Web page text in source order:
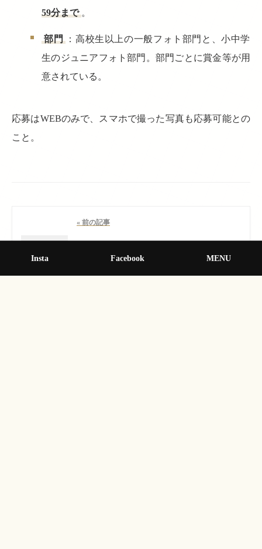
59分まで 。
部門
：高校生以上の一般フォト部門と、小中学
生のジュニアフォト部門。部門ごとに賞金等が用
意されている。
応募はWEBのみで、スマホで撮った写真も応募可能との
こと。
« 前の記事
【終了】小泉八雲没後120年記念
事業「現在に生きる ハーン」
Insta Facebook MENU